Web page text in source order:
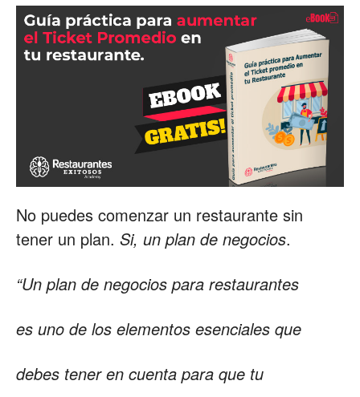
Restaurantes
|
|
No puedes comenzar un restaurante sin
tener un plan. Si, un plan de negocios.
“Un plan de negocios para restaurantes
es uno de los elementos esenciales que
debes tener en cuenta para que tu